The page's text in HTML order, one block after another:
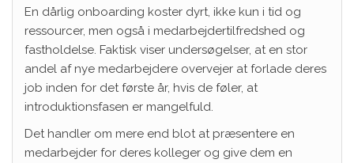
En dårlig onboarding koster dyrt, ikke kun i tid og
ressourcer, men også i medarbejdertilfredshed og
fastholdelse. Faktisk viser undersøgelser, at en stor
andel af nye medarbejdere overvejer at forlade deres
job inden for det første år, hvis de føler, at
introduktionsfasen er mangelfuld.
Det handler om mere end blot at præsentere en
medarbejder for deres kolleger og give dem en